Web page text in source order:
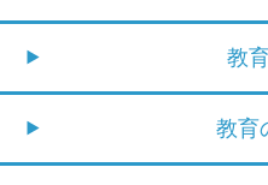
教
教育